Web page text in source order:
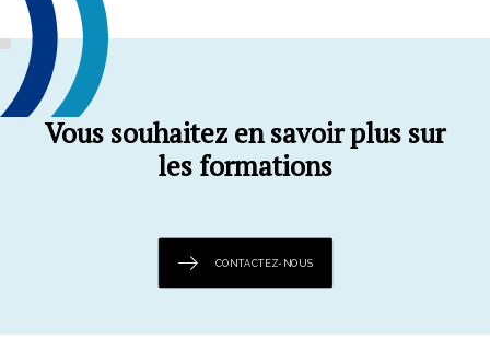
Vous souhaitez en savoir plus sur
les formations
CONTACTEZ-NOUS